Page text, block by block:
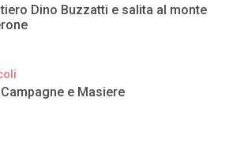
Dino Buzzatti e salita al monte
e Masiere